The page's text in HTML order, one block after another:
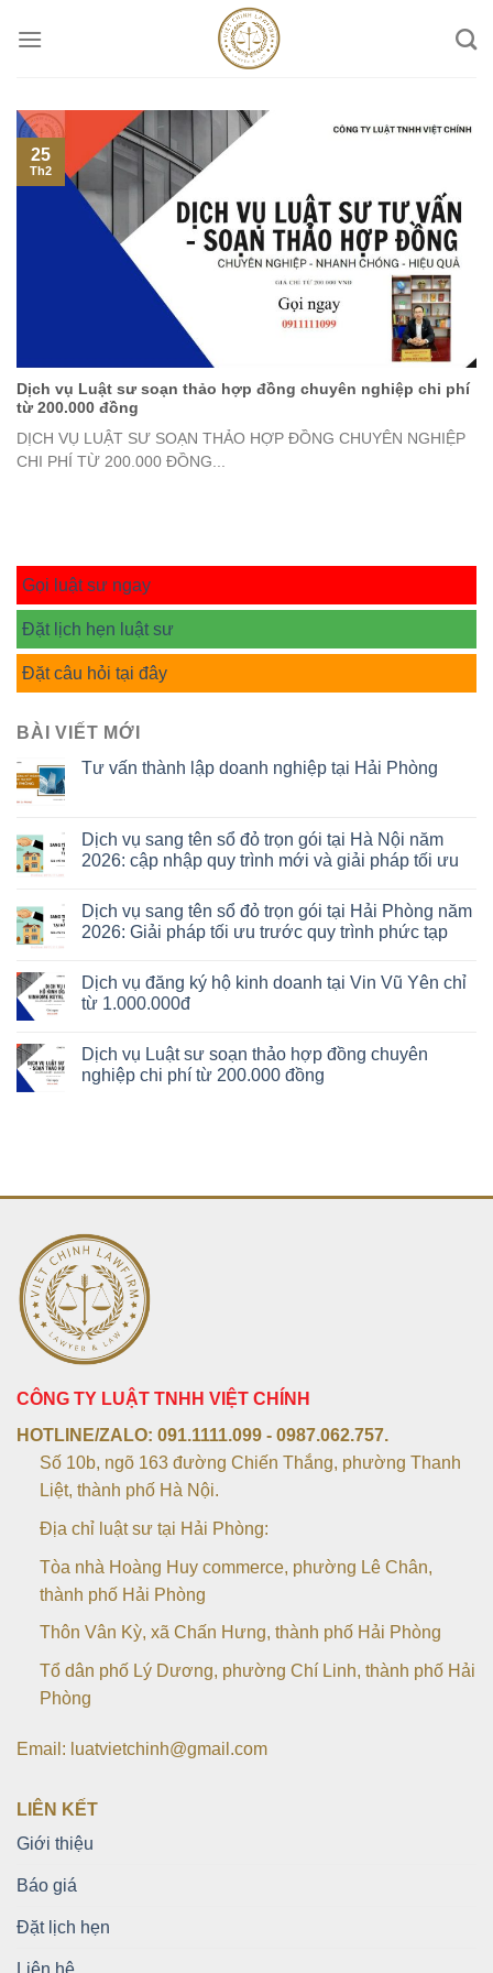
Dịch vụ Luật sư soạn thảo hợp đồng chuyên nghiệp chi phí
từ 200.000 đồng
DỊCH VỤ LUẬT SƯ SOẠN THẢO HỢP ĐỒNG CHUYÊN NGHIỆP
CHI PHÍ TỪ 200.000 ĐỒNG...
25
Th2
Gọi luật sư ngay
Đặt lịch hẹn luật sư
Đặt câu hỏi tại đây
BÀI VIẾT MỚI
Tư vấn thành lập doanh nghiệp tại Hải Phòng
Dịch vụ sang tên sổ đỏ trọn gói tại Hà Nội năm
2026: cập nhập quy trình mới và giải pháp tối ưu
Dịch vụ sang tên sổ đỏ trọn gói tại Hải Phòng năm
2026: Giải pháp tối ưu trước quy trình phức tạp
Dịch vụ đăng ký hộ kinh doanh tại Vin Vũ Yên chỉ
từ 1.000.000đ
Dịch vụ Luật sư soạn thảo hợp đồng chuyên
nghiệp chi phí từ 200.000 đồng
CÔNG TY LUẬT TNHH VIỆT CHÍNH
HOTLINE/ZALO: 091.1111.099 - 0987.062.757.
Số 10b, ngõ 163 đường Chiến Thắng, phường Thanh
Liệt, thành phố Hà Nội.
Địa chỉ luật sư tại Hải Phòng:
Tòa nhà Hoàng Huy commerce, phường Lê Chân,
thành phố Hải Phòng
Thôn Vân Kỳ, xã Chấn Hưng, thành phố Hải Phòng
Tổ dân phố Lý Dương, phường Chí Linh, thành phố Hải
Phòng
Email: luatvietchinh@gmail.com
LIÊN KẾT
Giới thiệu
Báo giá
Đặt lịch hẹn
Liên hệ